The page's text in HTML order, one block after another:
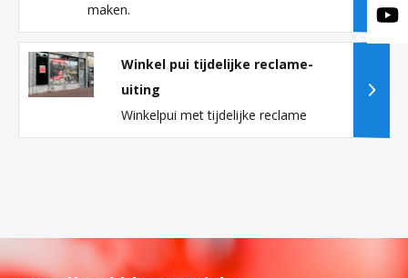
maken.
Winkel pui tijdelijke reclame-
uiting
Winkelpui met tijdelijke reclame